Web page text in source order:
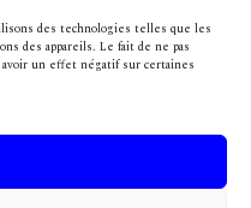
des technologies telles que les
des appareils. Le fait de ne pas
un effet négatif sur certaines